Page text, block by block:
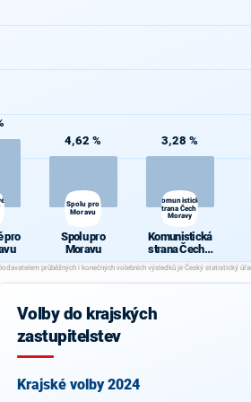
pro
4,62 %
Spolu pro
Moravu
Spolu pro
Moravu
3,28 %
Komunistická
strana Čech a
Moravy
Komunistická
strana Čech a
Moravy
Volby do krajských
zastupitelstev
Krajské volby 2024